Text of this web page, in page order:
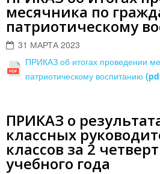
месячника по
патриотическому
31 МАРТА 2023
ПРИКАЗ об итогах проведении
патриотическому воспитанию
ПРИКАЗ о
классных
классов за 2
учебного года